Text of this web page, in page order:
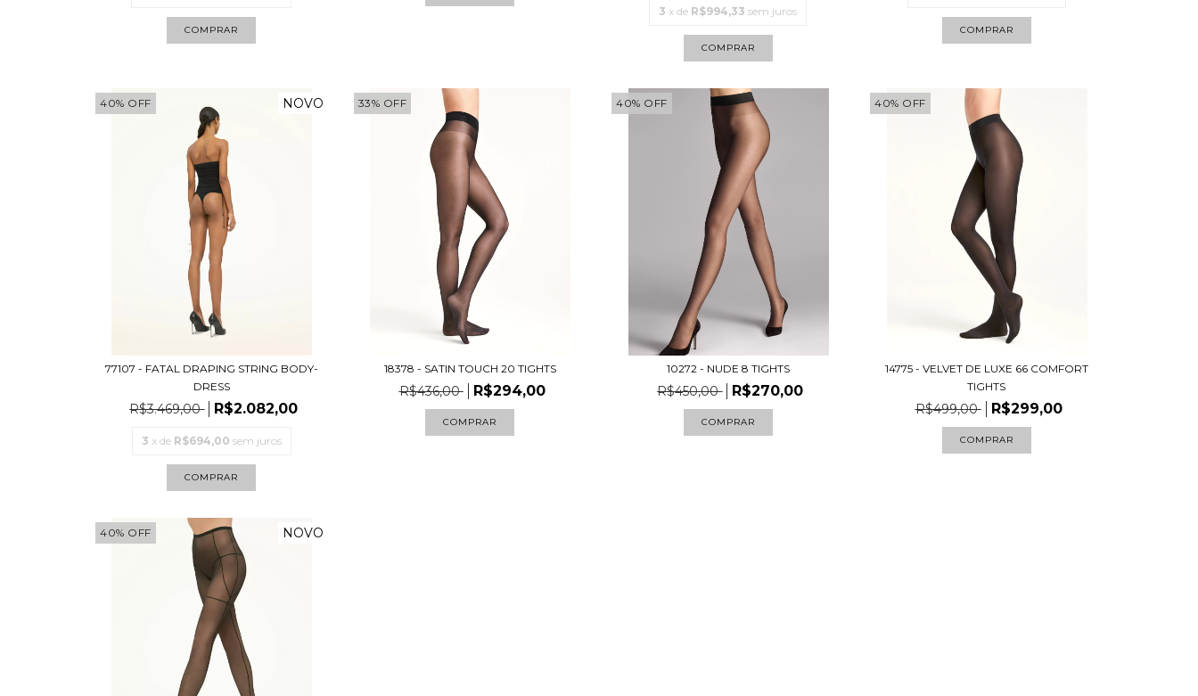
COMPRAR
3 x de R$994,33 sem juros
COMPRAR
COMPRAR
40% OFF NOVO
77107 - FATAL DRAPING STRING BODY-
DRESS
R$3.469,00 R$2.082,00
3 x de R$694,00 sem juros
COMPRAR
33% OFF
18378 - SATIN TOUCH 20 TIGHTS
R$436,00 R$294,00
COMPRAR
40% OFF
10272 - NUDE 8 TIGHTS
R$450,00 R$270,00
COMPRAR
40% OFF
14775 - VELVET DE LUXE 66 COMFORT
TIGHTS
R$499,00 R$299,00
COMPRAR
40% OFF NOVO